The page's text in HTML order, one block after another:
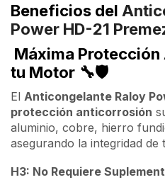
Beneficios del
Power HD-21
Máxima
tu Motor 🔧🛡️
El Anticongelante Raloy
protección anticorrosión
aluminio, cobre, hierro
asegurando la integridad
H3: No Requiere